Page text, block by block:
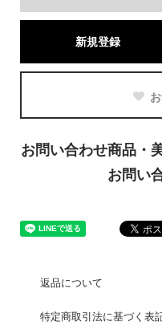
新規登録
お問い合わせ商品・
お問い
返品について
特定商取引法に基づく表